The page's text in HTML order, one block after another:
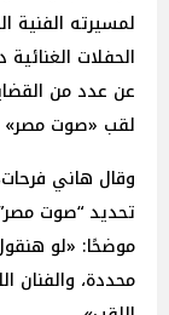
لمسيرته الفنية
الحفلات
عن عدد من
لقب «صوت مصر»
وقال هاني
تحديد “صوت
موضحًا: «لو
محددة، والفنان